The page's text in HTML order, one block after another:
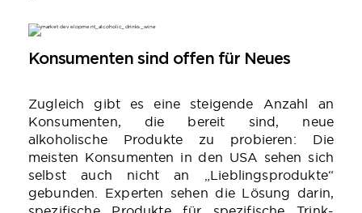
Konsumenten sind offen für Neues
Zugleich gibt es eine steigende Anzahl an
Konsumenten, die bereit sind, neue
alkoholische Produkte zu probieren: Die
meisten Konsumenten in den USA sehen sich
selbst auch nicht an „Lieblingsprodukte“
gebunden. Experten sehen die Lösung darin,